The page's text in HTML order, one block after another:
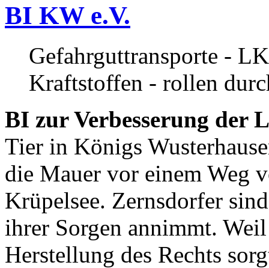
BI KW e.V.
Gefahrguttransporte -
Kraftstoffen - rollen
BI zur Verbesserung der
Tier in Königs
die Mauer vor einem Weg
Krüpelsee. Zernsdorfer
ihrer Sorgen annimmt.
Herstellung des Rechts